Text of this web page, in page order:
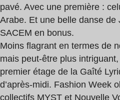
pavé. Avec une première :
Arabe. Et une belle danse
SACEM en bonus.
Moins flagrant en termes de
mais peut-être plus
premier étage de la Gaîté
d’après-midi. Fashion Week
collectifs MYST et Nouvelle